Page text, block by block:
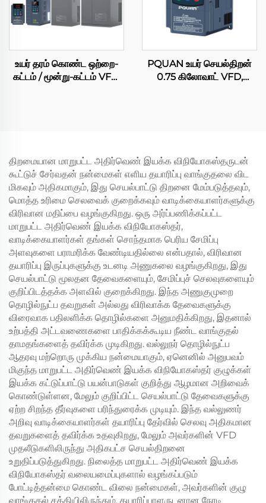
உயர் தரம் கொண்ட ஒற்றை-
கட்டம் / மூன்று-கட்டம் VFD,
கம்பிரசருக்காக
PQUAN உயர் செயல்திறன்
0.75 கிலோவாட் VFD,
திறமையான மாறுபட்ட அதிர்வெண் இயக்க விநியோகஸ்தருடன்
கூட்டுச் சேர்வதன் நன்மைகள் எளிய தயாரிப்பு வாங்குதலை விட
மிகவும் அதிகமாகும், இது செயல்பாட்டு திறனை மேம்படுத்தவும்,
மொத்த உரிமை செலவைக் குறைக்கவும் வாடிக்கையாளர்களுக்கு
விரிவான மதிப்பை வழங்குகிறது. ஒரு அர்ப்பணிக்கப்பட்ட
மாறுபட்ட அதிர்வெண் இயக்க விநியோகஸ்தர்,
வாடிக்கையாளர்கள் தங்கள் சொந்தமாக பெரிய சேமிப்பு
அளவுகளை பராமரிக்க வேண்டியதில்லை என்பதால், விரிவான
தயாரிப்பு இருப்புகளுக்கு உடனடி அணுகலை வழங்குகிறது, இது
செயல்பாட்டு மூலதன தேவைகளையும், சேமிப்புச் செலவுகளையும்
குறிப்பிடத்தக்க அளவில் குறைக்கிறது. இந்த அணுகுமுறை
தொழில்நுட்ப தவறுகள் அல்லது விரிவாக்க தேவைகளுக்கு
விரைவாக பதிலளிக்க தொழில்களை அனுமதிக்கிறது, இதனால்
உற்பத்தி அட்டவணைகளை பாதிக்கக்கூடிய நீண்ட வாங்குதல்
தாமதங்களைத் தவிர்க்க முடிகிறது. வல்லுநர் தொழில்நுட்ப
ஆதரவு மற்றொரு முக்கிய நன்மையாகும், ஏனெனில் அனுபவம்
மிகுந்த மாறுபட்ட அதிர்வெண் இயக்க விநியோகஸ்தர் குழுக்கள்
இயக்க கட்டுப்பாட்டு பயன்பாடுகள் குறித்து ஆழமான அறிவைக்
கொண்டுள்ளன, மேலும் குறிப்பிட்ட செயல்பாட்டு தேவைகளுக்கு
ஏற்ற சிறந்த தீர்வுகளை பரிந்துரைக்க முடியும். இந்த வல்லுணர்
அறிவு வாடிக்கையாளர்கள் தயாரிப்பு தேர்வில் செலவு அதிகமான
தவறுகளைத் தவிர்க்க உதவுகிறது, மேலும் அவர்களின் VFD
முதலீடுகளிலிருந்து அதிகபட்ச செயல்திறனை
உறுதிப்படுத்துகிறது. நிலைத்த மாறுபட்ட அதிர்வெண் இயக்க
விநியோகஸ்தர் வலையமைப்புகளால் வழங்கப்படும்
போட்டித்தன்மை கொண்ட விலை நன்மைகள், அவர்களின் குழு
வாங்குதல் சக்தியிலிருந்தும், தயாரிப்பாளருடனான நேரடி